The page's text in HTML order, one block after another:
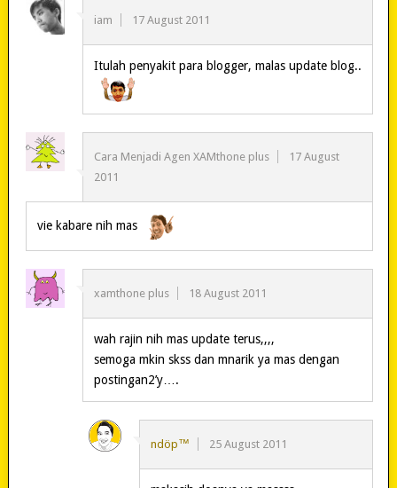
iam 17 August 2011
Itulah penyakit para blogger, malas update blog..
Cara Menjadi Agen XAMthone plus
17 August
2011
vie kabare nih mas
xamthone plus 18 August 2011
wah rajin nih mas update terus,,,,
semoga mkin skss dan mnarik ya mas dengan
postingan2’y….
ndöp™ 25 August 2011